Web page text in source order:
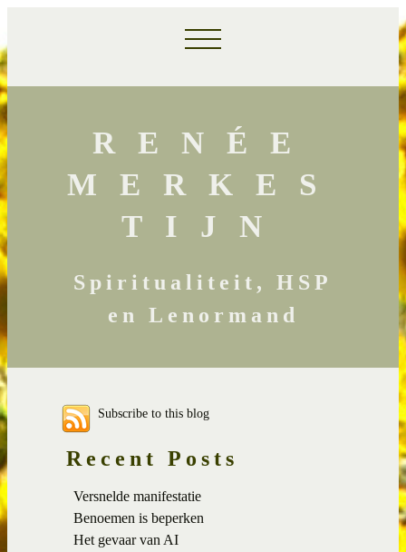
RENÉE
MERKES
TIJN
Spiritualiteit, HSP
en Lenormand
Subscribe to this blog
Recent Posts
Versnelde manifestatie
Benoemen is beperken
Het gevaar van AI